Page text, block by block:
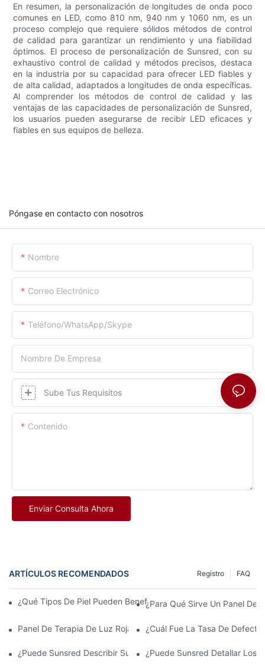
En resumen, la personalización de longitudes de onda poco
comunes en LED, como 810 nm, 940 nm y 1060 nm, es un
proceso complejo que requiere sólidos métodos de control
de calidad para garantizar un rendimiento y una fiabilidad
óptimos. El proceso de personalización de Sunsred, con su
exhaustivo control de calidad y métodos precisos, destaca
en la industria por su capacidad para ofrecer LED fiables y
de alta calidad, adaptados a longitudes de onda específicas.
Al comprender los métodos de control de calidad y las
ventajas de las capacidades de personalización de Sunsred,
los usuarios pueden asegurarse de recibir LED eficaces y
fiables en sus equipos de belleza.
Póngase en contacto con nosotros
Nombre
Correo Electrónico
Teléfono/WhatsApp/Skype
Nombre De Empresa
Sube Tus Requisitos
Contenido
Enviar Consulta Ahora
ARTÍCULOS RECOMENDADOS FAQ
Registro
¿Qué Tipos De Piel Pueden Beneficiarse De La Terapia Con Luz
¿Para Qué Sirve Un Panel De
Panel De Terapia De Luz Roja: ¿cuánto Tiempo Se Tarda En
¿Cuál Fue La Tasa De
¿Puede Sunsred Describir Su Proceso De Ensamblaje Y
¿Puede Sunsred Detallar Los